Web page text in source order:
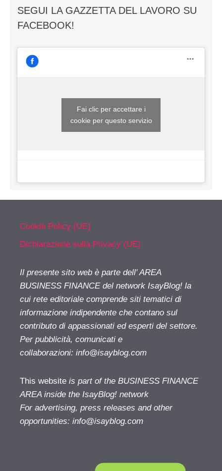
SEGUI LA GAZZETTA DEL LAVORO SU
FACEBOOK!
Fai clic per accettare i
cookie per questo servizio
Cookie Policy (UE)
Dichiarazione sulla Privacy (UE)
Il presente sito web è parte dell' AREA
BUSINESS FINANCE del network IsayBlog! la
cui rete editoriale comprende siti tematici di
informazione indipendente che contano sul
contributo di appassionati ed esperti del settore.
Per pubblicità, comunicati e
collaborazioni: info@isayblog.com
This website is part of the BUSINESS FINANCE
AREA inside the IsayBlog! network
For advertising, press releases and other
opportunities: info@isayblog.com